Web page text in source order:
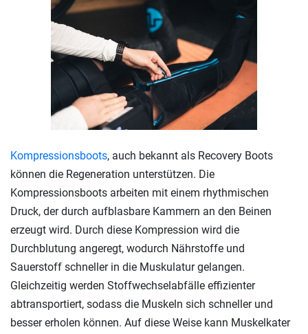
Kompressionsboots, auch bekannt als Recovery Boots
können die Regeneration unterstützen. Die
Kompressionsboots arbeiten mit einem rhythmischen
Druck, der durch aufblasbare Kammern an den Beinen
erzeugt wird. Durch diese Kompression wird die
Durchblutung angeregt, wodurch Nährstoffe und
Sauerstoff schneller in die Muskulatur gelangen.
Gleichzeitig werden Stoffwechselabfälle effizienter
abtransportiert, sodass die Muskeln sich schneller und
besser erholen können. Auf diese Weise kann Muskelkater